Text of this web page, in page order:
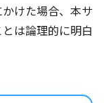
けた場合、本サ
は論理的に明白